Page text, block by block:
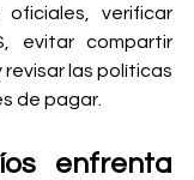
verificar
evitar compartir
las políticas
de pagar.
enfrenta